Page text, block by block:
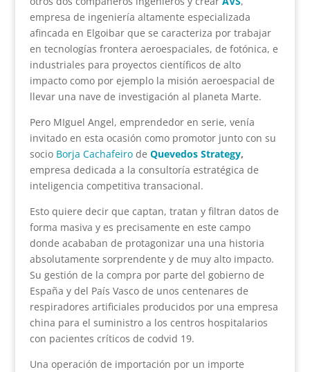
empresa de ingeniería altamente especializada
afincada en Elgoibar que se caracteriza por trabajar
en tecnologías frontera aeroespaciales, de fotónica, e
industriales para proyectos científicos de alto
impacto como por ejemplo la misión aeroespacial de
llevar una nave de investigación al planeta Marte.
Pero MIguel Angel, emprendedor en serie, venía
invitado en esta ocasión como promotor junto con su
socio Borja Cachafeiro de Quevedos Strategy,
empresa dedicada a la consultoría estratégica de
inteligencia competitiva transacional.
Esto quiere decir que captan, tratan y filtran datos de
forma masiva y es precisamente en este campo
donde acababan de protagonizar una una historia
absolutamente sorprendente y de muy alto impacto.
Su gestión de la compra por parte del gobierno de
España y del País Vasco de unos centenares de
respiradores artificiales producidos por una empresa
china para el suministro a los centros hospitalarios
con pacientes críticos de codvid 19.
Una operación de importación por un importe